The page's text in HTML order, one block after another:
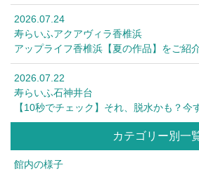
2026.07.24
寿らいふアクアヴィラ香椎浜
アップライフ香椎浜【夏の作品】をご紹
2026.07.22
寿らいふ石神井台
【10秒でチェック】それ、脱水かも？今
カテゴリー別一
館内の様子